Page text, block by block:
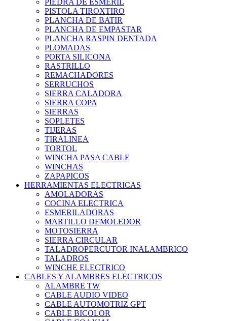
PIEDRA DE ESMERIL
PISTOLA TIROXTIRO
PLANCHA DE BATIR
PLANCHA DE EMPASTAR
PLANCHA RASPIN DENTADA
PLOMADAS
PORTA SILICONA
RASTRILLO
REMACHADORES
SERRUCHOS
SIERRA CALADORA
SIERRA COPA
SIERRAS
SOPLETES
TIJERAS
TIRALINEA
TORTOL
WINCHA PASA CABLE
WINCHAS
ZAPAPICOS
HERRAMIENTAS ELECTRICAS
AMOLADORAS
COCINA ELECTRICA
ESMERILADORAS
MARTILLO DEMOLEDOR
MOTOSIERRA
SIERRA CIRCULAR
TALADROPERCUTOR INALAMBRICO
TALADROS
WINCHE ELECTRICO
CABLES Y ALAMBRES ELECTRICOS
ALAMBRE TW
CABLE AUDIO VIDEO
CABLE AUTOMOTRIZ GPT
CABLE BICOLOR